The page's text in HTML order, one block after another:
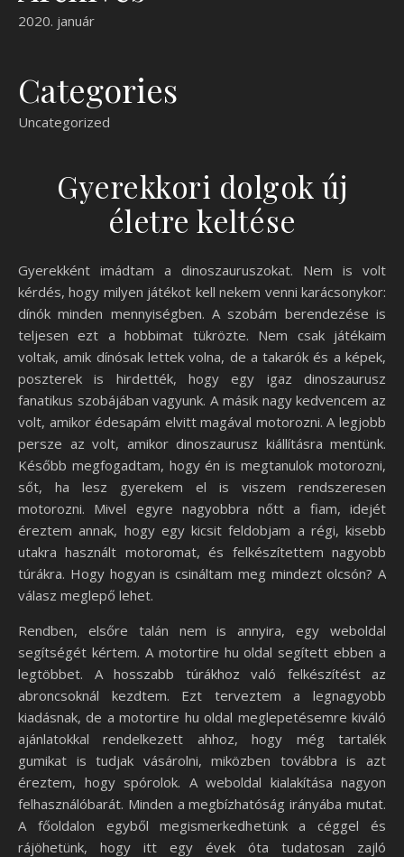
2020. január
Categories
Uncategorized
Gyerekkori dolgok új
életre keltése
Gyerekként imádtam a dinoszauruszokat. Nem is volt
kérdés, hogy milyen játékot kell nekem venni karácsonykor:
dínók minden mennyiségben. A szobám berendezése is
teljesen ezt a hobbimat tükrözte. Nem csak játékaim
voltak, amik dínósak lettek volna, de a takarók és a képek,
poszterek is hirdették, hogy egy igaz dinoszaurusz
fanatikus szobájában vagyunk. A másik nagy kedvencem az
volt, amikor édesapám elvitt magával motorozni. A legjobb
persze az volt, amikor dinoszaurusz kiállításra mentünk.
Később megfogadtam, hogy én is megtanulok motorozni,
sőt, ha lesz gyerekem el is viszem rendszeresen
motorozni. Mivel egyre nagyobbra nőtt a fiam, idejét
éreztem annak, hogy egy kicsit feldobjam a régi, kisebb
utakra használt motoromat, és felkészítettem nagyobb
túrákra. Hogy hogyan is csináltam meg mindezt olcsón? A
válasz meglepő lehet.
Rendben, elsőre talán nem is annyira, egy weboldal
segítségét kértem. A motortire hu oldal segített ebben a
legtöbbet. A hosszabb túrákhoz való felkészítést az
abroncsoknál kezdtem. Ezt terveztem a legnagyobb
kiadásnak, de a motortire hu oldal meglepetésemre kiváló
ajánlatokkal rendelkezett ahhoz, hogy még tartalék
gumikat is tudjak vásárolni, miközben továbbra is azt
éreztem, hogy spórolok. A weboldal kialakítása nagyon
felhasználóbarát. Minden a megbízhatóság irányába mutat.
A főoldalon egyből megismerkedhetünk a céggel és
rájöhetünk, hogy itt egy évek óta tudatosan zajló